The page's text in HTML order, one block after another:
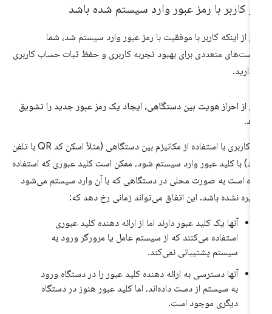
کاربر با رمز عبور وارد سیستم شده باشد
از اینکه کاربر با موفقیت با رمز عبور وارد سیستم شد، شما
متعددی برای بهبود تجربه کاربری و حفظ ثبات حساب کاربری
دارید.
از احراز هویت بین دستگاهی، ایجاد یک رمز عبور جدید را تشویق
اگر کاربری با استفاده از مکانیزم بین دستگاهی (مثلاً اسکن کد QR با تلفن
با کلید عبور وارد سیستم شود، ممکن است کلید عبوری که استفاده
است به صورت محلی در دستگاهی که با آن وارد سیستم می‌شود
نشده باشد. این اتفاق می‌تواند زمانی رخ دهد که:
آنها یک کلید عبور دارند اما از ارائه دهنده کلید عبوری
استفاده می‌کنند که از سیستم عامل یا مرورگر ورود به
سیستم پشتیبانی نمی‌کند.
آنها دسترسی به ارائه دهنده کلید عبور را در دستگاه ورود
به سیستم از دست داده‌اند، اما کلید عبور هنوز در دستگاه
دیگری موجود است.